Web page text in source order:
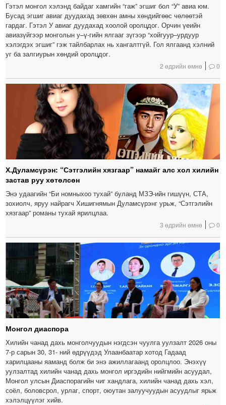
Гэтэл монгол хэлэнд байдаг хамгийн “гаж” эгшиг бол “У” авиа юм.
Бусад эгшиг авиаг дуудахад зөвхөн амны хөндийгөөс чөлөөтэй
гардаг. Гэтэл У авиаг дуудахад хоолой оролцдог. Орчин үеийн
авиазүйгээр монголын у–ү-гийн ялгааг зүгээр “хойгуур–урдуур
хэлэгдэх эгшиг” гэж тайлбарлах нь хангалтгүй. Гол ялгаанд хэлний
уг ба залгиурын хөндий оролцдог.
2 өдрийн өмнө 0
Х.Дуламсүрэн: “Сэтгэлийн хязгаар” намайг алс хол хилийн
застав руу хөтөлсөн
Энэ удаагийн “Би номныхоо тухай” буланд МЗЭ-ийн гишүүн, СТА,
зохиолч, яруу найрагч Хишигнямын Дуламсүрэнг урьж, “Сэтгэлийн
хязгаар” романы тухай ярилцлаа.
3 өдрийн өмнө 0
Монгол диаспора
Хилийн чанад дахь монголчуудын нэгдсэн чуулга уулзалт 2026 оны
7-р сарын 30, 31- ний өдрүүдэд Улаанбаатар хотод Гадаад
харилцааны яаманд болж би энэ ажиллагаанд оролцлоо. Энэхүү
уулзалтад хилийн чанад дахь монгол иргэдийн нийгмийн асуудал,
Монгол улсын Диаспорагийн чиг хандлага, хилийн чанад дахь хэл,
соёл, боловсрол, урлаг, спорт, оюутан залуучуудын асуудлыг ярьж
хэлэлцүүлэг хийв.